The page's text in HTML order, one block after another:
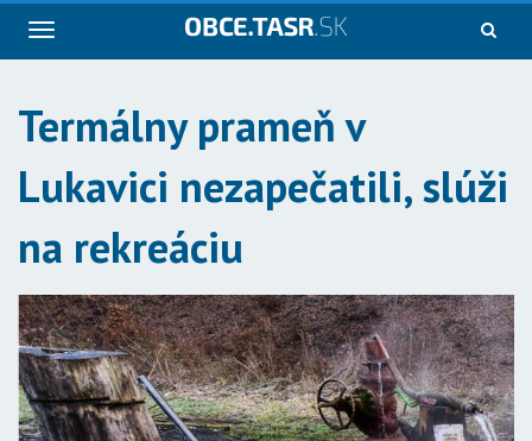
Navigácia
Termálny prameň v
Lukavici nezapečatili, slúži
na rekreáciu